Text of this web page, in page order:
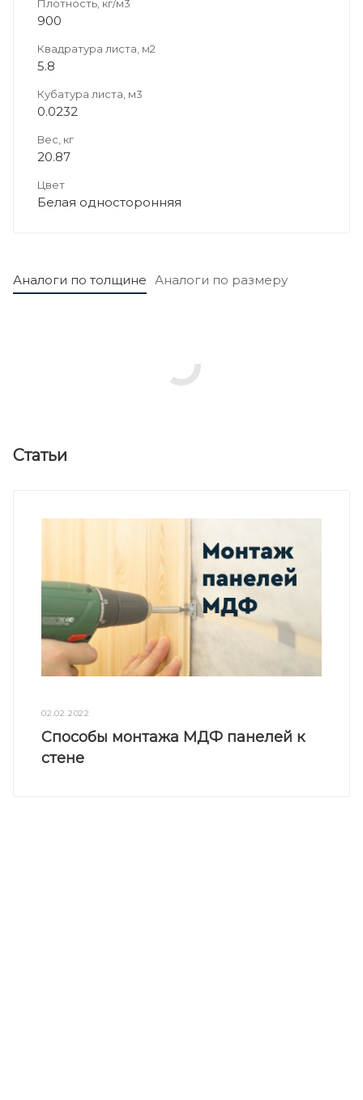
Плотность, кг/м3
900
Квадратура листа, м2
5.8
Кубатура листа, м3
0.0232
Вес, кг
20.87
Цвет
Белая односторонняя
Аналоги по толщине Аналоги по размеру
Статьи
02.02.2022
Способы монтажа МДФ панелей к
стене